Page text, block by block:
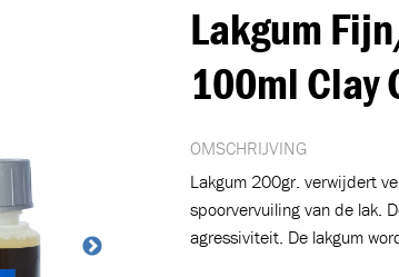
Lakgum
100ml Clay
OMSCHRIJVING
Lakgum 200gr. verwijdert
spoorvervuiling van de lak.
agressiviteit. De lakgum